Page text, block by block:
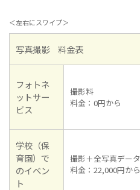
＜左右にスワイプ＞
写真撮影 料金表
フォトネ
ットサー
ビス
撮影料
料金：0円から
学校（保
育園） で
のイベン
ト
撮影＋全写真データ
料金：22,000円から